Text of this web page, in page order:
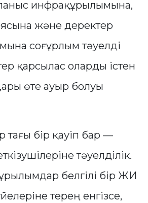
инфрақұрылымына,
және деректер
соғұрлым тәуелді
қарсылас оларды істен
өте ауыр болуы
тағы бір қауіп бар —
тәуелділік.
белгілі бір ЖИ
терең енгізсе,